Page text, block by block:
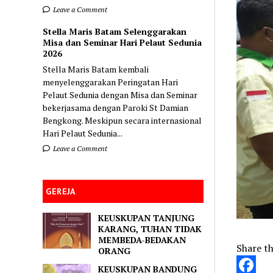
Leave a Comment
Stella Maris Batam Selenggarakan
Misa dan Seminar Hari Pelaut Sedunia
2026
Stella Maris Batam kembali
menyelenggarakan Peringatan Hari
Pelaut Sedunia dengan Misa dan Seminar
bekerjasama dengan Paroki St Damian
Bengkong. Meskipun secara internasional
Hari Pelaut Sedunia...
Leave a Comment
GEREJA
KEUSKUPAN TANJUNG
KARANG, TUHAN TIDAK
MEMBEDA-BEDAKAN
ORANG
KEUSKUPAN BANDUNG
Share